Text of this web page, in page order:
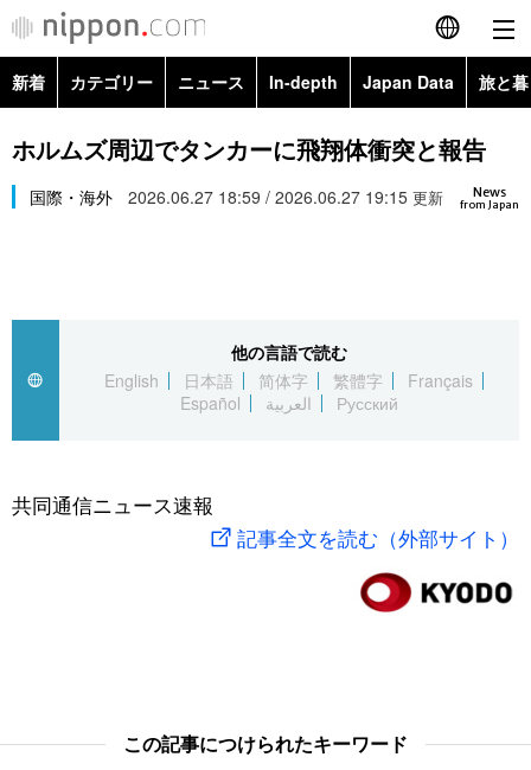
English
简体字
繁體字
العربية
社会
旅と暮らし
新着 カテゴリー ニュース In-depth Japan Data 旅と
政治・外交
経済・ビジネス
社会
文化
科学・技術
暮らし
Topics
Images
お知らせ
ホルムズ周辺でタンカーに飛翔体衝突と報告
News
from Japan
国際・海外 2026.06.27 18:59 / 2026.06.27 19:15 更新
他の言語で読む
English
日本語 简体字 繁體字
Français
Español
العربية Русский
共同通信ニュース速報
記事全文を読む（外部サイト）
この記事につけられたキーワード